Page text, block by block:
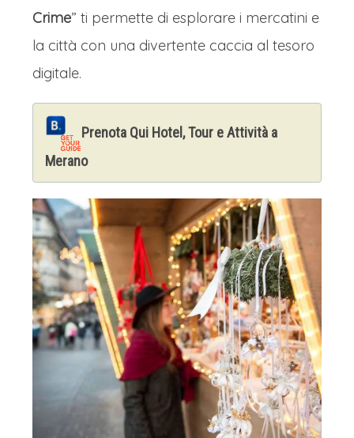
Crime” ti permette di esplorare i mercatini e
la città con una divertente caccia al tesoro
digitale.
Prenota Qui Hotel, Tour e Attività a
Merano